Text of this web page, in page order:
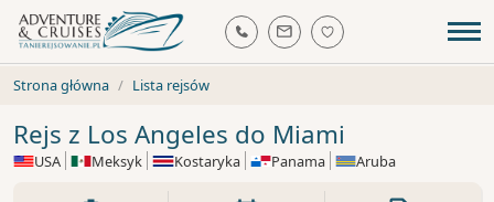
Strona główna Lista rejsów
Rejs z Los Angeles do Miami
USA Meksyk Kostaryka Panama Aruba